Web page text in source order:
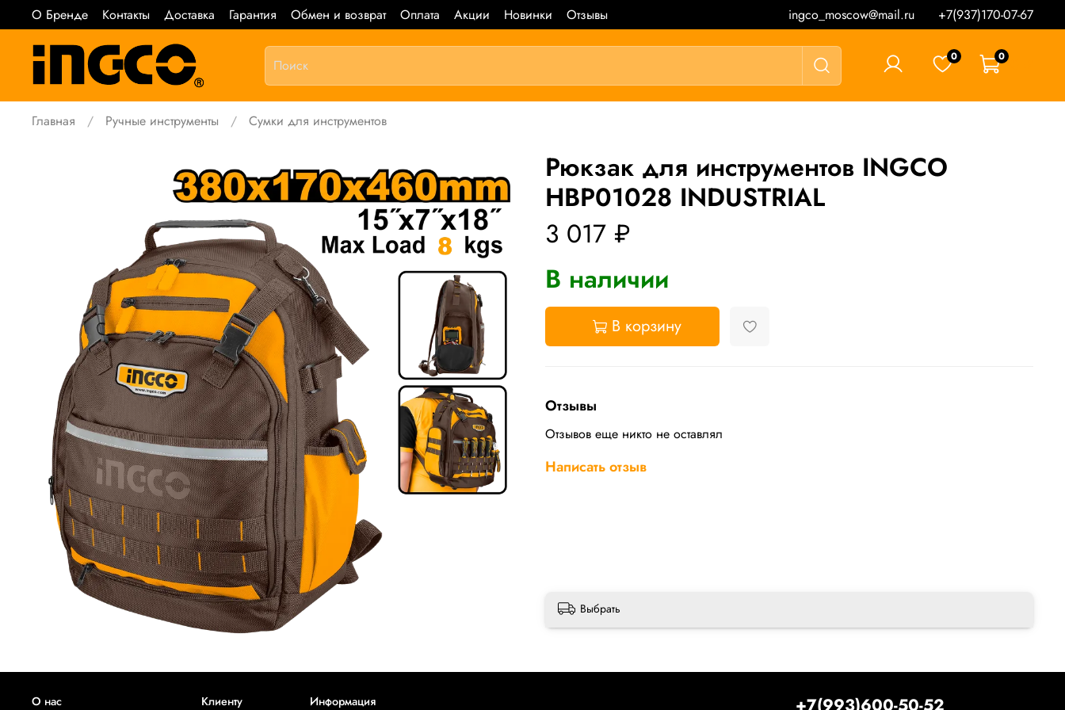
О Бренде Контакты Доставка Гарантия Обмен и возврат Оплата Акции Новинки Отзывы ingco_moscow@mail.ru +7(937)170-07-67
0 0
Главная Ручные инструменты Сумки для инструментов
Рюкзак для инструментов INGCO
HBP01028 INDUSTRIAL
3 017 ₽
В наличии
В корзину
Отзывы
Отзывов еще никто не оставлял
Написать отзыв
Выбрать
О нас Клиенту Информация